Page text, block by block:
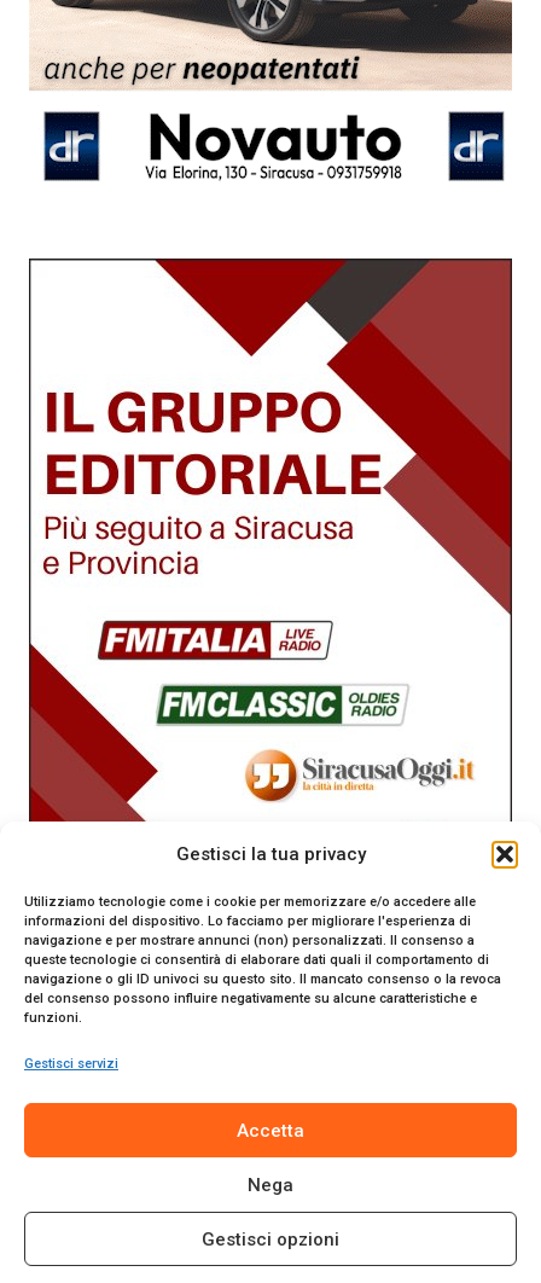
Gestisci la tua privacy
Utilizziamo tecnologie come i cookie per memorizzare e/o accedere alle
informazioni del dispositivo. Lo facciamo per migliorare l'esperienza di
navigazione e per mostrare annunci (non) personalizzati. Il consenso a
queste tecnologie ci consentirà di elaborare dati quali il comportamento di
navigazione o gli ID univoci su questo sito. Il mancato consenso o la revoca
del consenso possono influire negativamente su alcune caratteristiche e
funzioni.
Gestisci servizi
Accetta
Nega
Gestisci opzioni
Tribunale di Siracusa. Direttore responsabile Gianni Catania.
Editore Promo Italia s.r.l.
© 2024 Promo Italia S.r.l. Tutti i diritti riservati. | Sito web
realizzato daWeb-Arte.it
Cookie Policy|Termini e Condizioni